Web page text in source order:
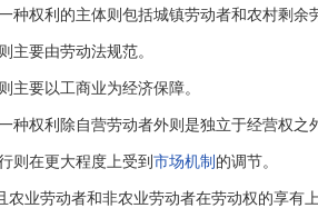
权利的主体则包括城镇劳动者和农村剩余
要由劳动法规范。
主要以工商业为经济保障。
种权利除自营劳动者外则是独立于经营权之
在更大程度上受到市场机制 的调节。
劳动者和非农业劳动者在劳动权的享有